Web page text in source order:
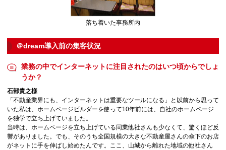
落ち着いた事務所内
＠dream導入前の集客状況
業務の中でインターネットに注目されたのはいつ頃からでしょ
うか？
石部貴之様
「不動産業界にも、インターネットは重要なツールになる」と以前から思って
いた私は、ホームページビルダーを使って10年前には、自社のホームページ
を独学で立ち上げていました。
当時は、ホームページを立ち上げている同業他社さんも少なくて、驚くほど反
響がありました。でも、そのうち全国規模の大きな不動産屋さんの傘下のお店
がネットに手を伸ばし始めたんです。ここ、山城から離れた地域の他社さん